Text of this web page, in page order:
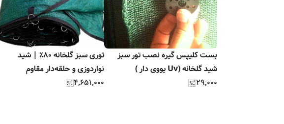
بست کلیپس گیره نصب تور سبز
شید گلخانه (Uv یووی دار )
۲۹٬۰۰۰
توری سبز گلخانه ۸۰٪ | شید
نواردوزی و حلقه‌دار مقاوم
۴٬۶۵۱٬۰۰۰